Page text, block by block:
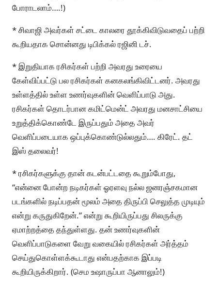
போராடலாம்….!)
* சிவாஜி அவர்கள் சட்டை காலரை தூக்கிவிடுவதைப் பற்றி
கூறியதாக சொன்னது டிபிக்கல் ரஜினி டச்.
* இறுதியாக ரசிகர்கள் பற்றி அவரது உரையை
கேள்விப்பட்டு பல ரசிகர்கள் கனகலங்கிவிட்டனர். அவரது
உள்ளத்தில் உள்ள உணர்வுகளின் வெளிப்பாடு அது.
ரசிகர்கள் தொடர்பான கமிட்மென்ட் அவரது மனசாட்சியை
உறுத்திக்கொண்டே இருப்பதும் அதை அவர்
வெளிப்படையாக ஒப்புக்கொண்டுல்லதும்…. கிரேட். தட்
இஸ் தலைவர்!
* ரசிகர்களுக்கு தான் கடன்பட்டதை கூறும்போது,
“என்னை போன்ற நடிகர்கள் ஓரளவு நல்ல ஜனரஞ்சகமான
படங்களில் நடிப்பதன் மூலம் அதை திருப்பி செலுத்த முடியும்
என்று கருதுகிறேன்.” என்று கூறியிருப்பது சிலருக்கு
ஏமாற்றத்தை தந்துள்ளது. தன் உணர்வுகளின்
வெளிப்பாடுகளை வேறு வகையில் ரசிகர்கள் அர்த்தம்
செய்துகொள்ளக்கூடாது என்பதற்காக இப்படி
கூறியிருக்கிறார். (செம உஷாருப்பா ஆனாலும்!)